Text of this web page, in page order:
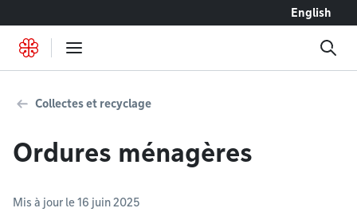
English
Collectes et recyclage
Ordures ménagères
Mis à jour le 16 juin 2025